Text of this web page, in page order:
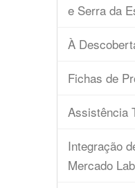
e Serra da
À
Fichas de
Assistência
Integração
Mercado